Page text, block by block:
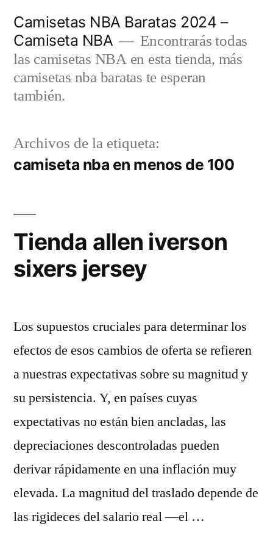
contenido
Camisetas NBA Baratas 2024 –
Camiseta NBA
Encontrarás todas
las camisetas NBA en esta tienda, más
camisetas nba baratas te esperan
también.
Archivos de la etiqueta:
camiseta nba en menos de 100
Tienda allen iverson
sixers jersey
Los supuestos cruciales para determinar los
efectos de esos cambios de oferta se refieren
a nuestras expectativas sobre su magnitud y
su persistencia. Y, en países cuyas
expectativas no están bien ancladas, las
depreciaciones descontroladas pueden
derivar rápidamente en una inflación muy
elevada. La magnitud del traslado depende de
las rigideces del salario real ―el …